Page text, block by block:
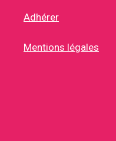
Adhérer
Mentions légales